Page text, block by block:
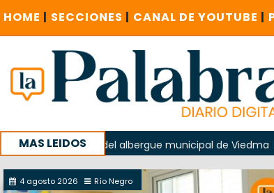
HOME | SECCIONES | CANAL DE YOUTUBE |
MAS LEIDOS
del albergue municipal de Viedma La
con un encuentro provincial en Roca
4 agosto 2026 Río Negro